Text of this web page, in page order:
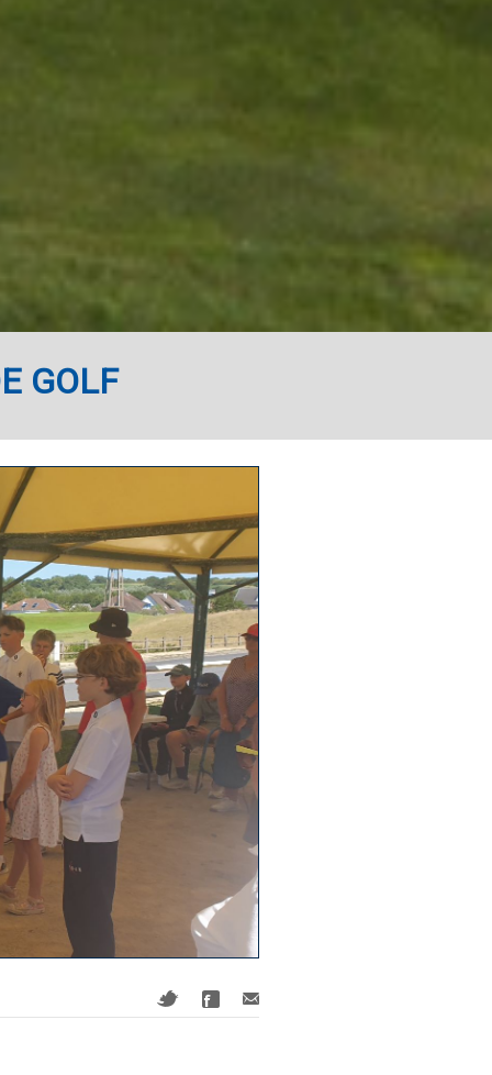
GOLF